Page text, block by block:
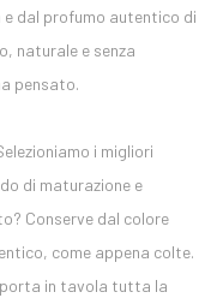
dal profumo autentico di
naturale e senza
pensato.
i migliori
di maturazione e
Conserve dal colore
come appena colte.
porta in tavola tutta la